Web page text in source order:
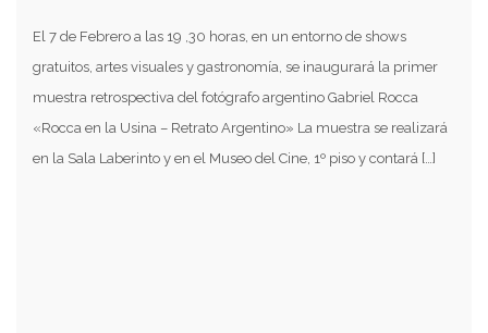
El 7 de Febrero a las 19 ,30 horas, en un entorno de shows
gratuitos, artes visuales y gastronomía, se inaugurará la primer
muestra retrospectiva del fotógrafo argentino Gabriel Rocca
«Rocca en la Usina – Retrato Argentino» La muestra se realizará
en la Sala Laberinto y en el Museo del Cine, 1º piso y contará […]